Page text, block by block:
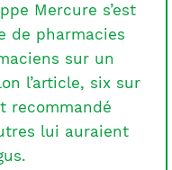
Mercure s’est
de pharmacies
sur un
l’article, six sur
recommandé
lui auraient